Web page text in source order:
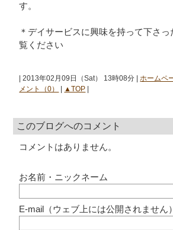
す。
＊デイサービスに興味を持って下さっ
覧ください
| 2013年02月09日（Sat） 13時08分 |ホームペ
メント（0）
▲TOP
このブログへのコメント
コメントはありません。
お名前・ニックネーム
E-mail（ウェブ上には公開されません）